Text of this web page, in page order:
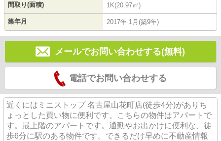
間取り(面積) 1K(20.97㎡)
築年月 2017年 1月(築9年)
メールでお問い合わせする(無料)
電話でお問い合わせする
近くにはミニストップ 名古屋山花町店(徒歩4分)がありち
ょっとした買い物に便利です。こちらの物件はアパートで
す。最上階のアパートです。通勤やお出かけに便利な、徒
歩6分に駅のある物件です。できるだけ早めに不動産情報